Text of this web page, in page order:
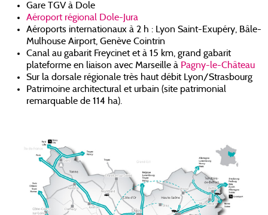
Gare TGV à Dole
Aéroport régional Dole-Jura
Aéroports internationaux à 2 h : Lyon Saint-Exupéry, Bâle-
Mulhouse Airport, Genève Cointrin
Canal au gabarit Freycinet et à 15 km, grand gabarit
plateforme en liaison avec Marseille à Pagny-le-Château
Sur la dorsale régionale très haut débit Lyon/Strasbourg
Patrimoine architectural et urbain (site patrimonial
remarquable de 114 ha).